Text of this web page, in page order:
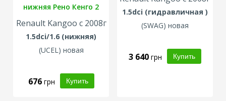
нижняя Рено Кенго 2
Renault Kangoo с 2008г
1.5dci/1.6 (нижняя)
(UCEL) новая
676 грн
1.5dci (гидравличная )
(SWAG) новая
3 640 грн